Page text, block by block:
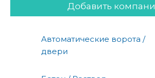
Добавить
Автоматические ворота /
двери